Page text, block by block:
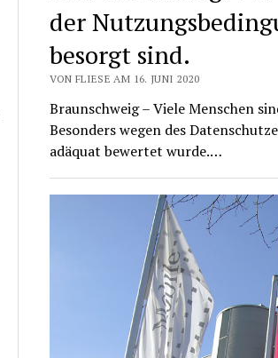
der
besorgt sind.
VON FLIESE AM 16. JUNI 2020
Braunschweig – Viele Menschen
Besonders wegen des
adäquat bewertet wurde.…